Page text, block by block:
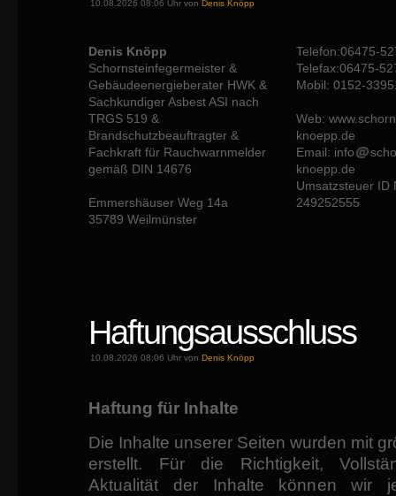
10.08.2026 08:06 Uhr von Denis Knöpp
Denis Knöpp
Schornsteinfegermeister &
Gebäudeenergieberater HWK &
Sachkundiger Asbest ASI nach
TRGS 519 &
Brandschutzbeauftragter &
Fachkraft für Rauchwarnmelder
gemäß DIN 14676
Emmershäuser Weg 14a
35789 Weilmünster
Telefon:06475-
Telefax:06475-
Mobil: 0152-
Web:
knoepp.de
Email: info
knoepp.de
Umsatzsteuer ID
249252555
Haftungsausschluss
10.08.2026 08:06 Uhr von Denis Knöpp
Haftung für Inhalte
Die Inhalte unserer Seiten wurden mit
erstellt. Für die Richtigkeit,
Aktualität der Inhalte können wir